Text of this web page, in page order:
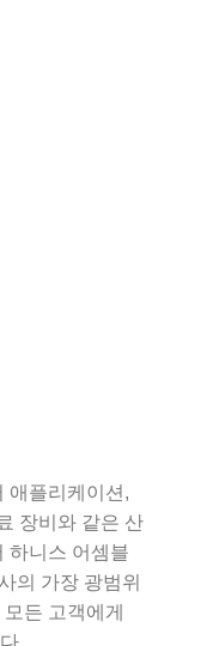
애플리케이션,
장비와 같은 산
하니스 어셈블
의 가장 광범위
든 고객에게